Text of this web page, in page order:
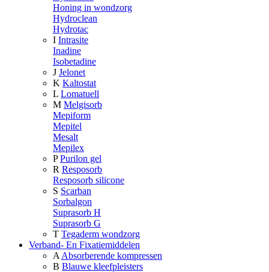
Honing in wondzorg
Hydroclean
Hydrotac
I Intrasite
Inadine
Isobetadine
J Jelonet
K Kaltostat
L Lomatuell
M Melgisorb
Mepiform
Mepitel
Mesalt
Mepilex
P Purilon gel
R Resposorb
Resposorb silicone
S Scarban
Sorbalgon
Suprasorb H
Suprasorb G
T Tegaderm wondzorg
Verband- En Fixatiemiddelen
A Absorberende kompressen
B Blauwe kleefpleisters